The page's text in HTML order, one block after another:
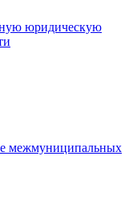
юридическую
межмуниципальных